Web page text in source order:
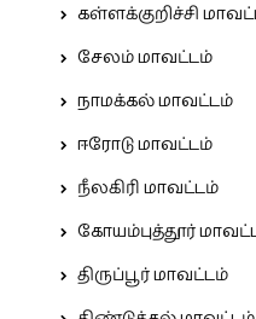
கள்ளக்குறிச்சி
சேலம் மாவட்டம்
நாமக்கல் மாவட்டம்
ஈரோடு மாவட்டம்
நீலகிரி மாவட்டம்
கோயம்புத்தூர்
திருப்பூர் மாவட்டம்